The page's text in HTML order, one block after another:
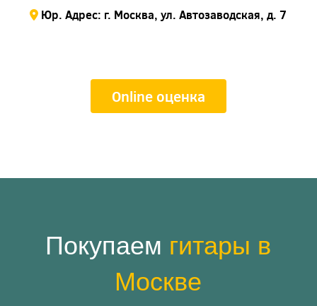
Юр. Адрес: г. Москва, ул. Автозаводская, д. 7
Online оценка
Покупаем гитары в
Москве